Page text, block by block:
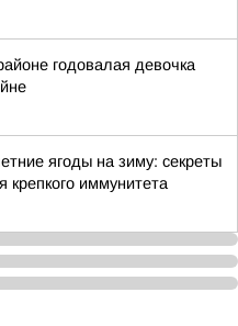
годовалая девочка
ягоды на зиму: секреты
крепкого иммунитета